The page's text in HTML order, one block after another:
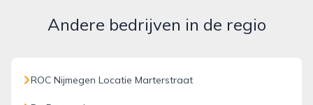
Andere bedrijven in de regio
ROC Nijmegen Locatie Marterstraat